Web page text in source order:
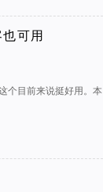
可用
个目前来说挺好用。本